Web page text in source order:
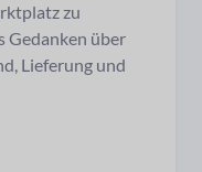
zu
Gedanken über
Lieferung und